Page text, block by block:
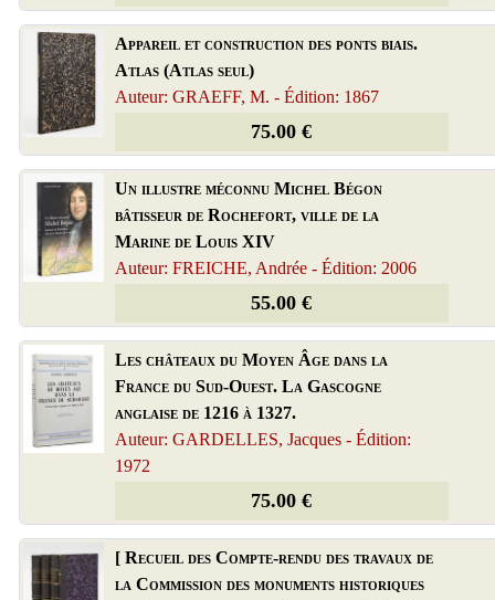
Appareil et construction des ponts biais.
Atlas (Atlas seul)
Auteur: GRAEFF, M. - Édition: 1867
75.00 €
Un illustre méconnu Michel Bégon
bâtisseur de Rochefort, ville de la
Marine de Louis XIV
Auteur: FREICHE, Andrée - Édition: 2006
55.00 €
Les châteaux du Moyen Âge dans la
France du Sud-Ouest. La Gascogne
anglaise de 1216 à 1327.
Auteur: GARDELLES, Jacques - Édition:
1972
75.00 €
[ Recueil des Compte-rendu des travaux de
la Commission des monuments historiques